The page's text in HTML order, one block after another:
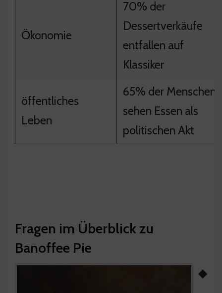
Ökonomie
70% der
Dessertverkäufe
entfallen auf
Klassiker
öffentliches
Leben
65% der Menschen
sehen Essen als
politischen Akt
Fragen im Überblick zu
Banoffee Pie
◆